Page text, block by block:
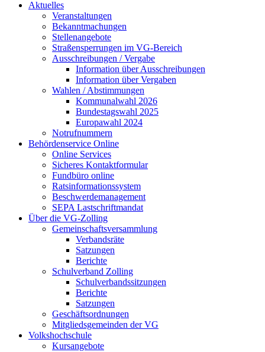
Aktuelles
Veranstaltungen
Bekanntmachungen
Stellenangebote
Straßensperrungen im VG-Bereich
Ausschreibungen / Vergabe
Information über Ausschreibungen
Information über Vergaben
Wahlen / Abstimmungen
Kommunalwahl 2026
Bundestagswahl 2025
Europawahl 2024
Notrufnummern
Behördenservice Online
Online Services
Sicheres Kontaktformular
Fundbüro online
Ratsinformationssystem
Beschwerdemanagement
SEPA Lastschriftmandat
Über die VG-Zolling
Gemeinschaftsversammlung
Verbandsräte
Satzungen
Berichte
Schulverband Zolling
Schulverbandssitzungen
Berichte
Satzungen
Geschäftsordnungen
Mitgliedsgemeinden der VG
Volkshochschule
Kursangebote